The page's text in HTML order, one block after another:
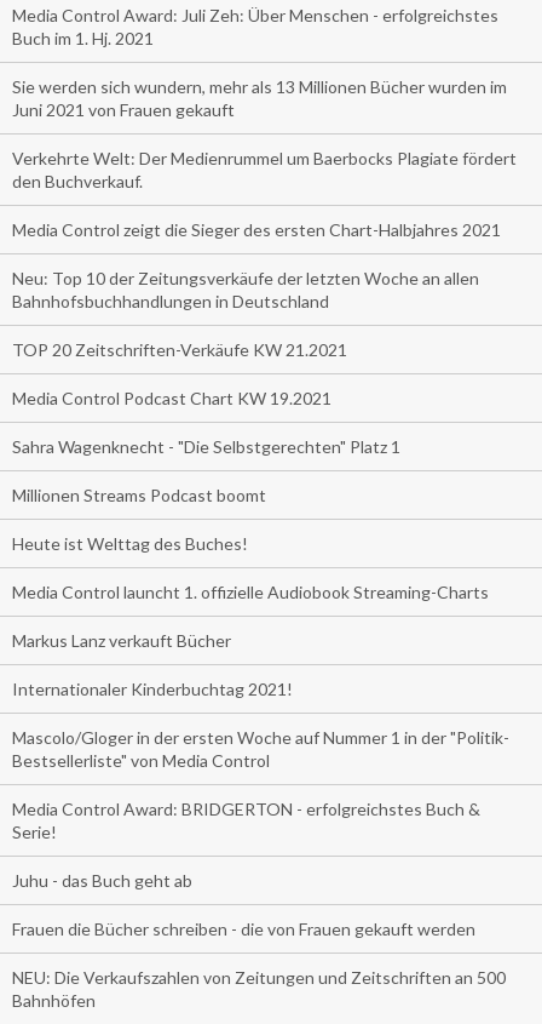
Media Control Award: Juli Zeh: Über Menschen - erfolgreichstes
Buch im 1. Hj. 2021
Sie werden sich wundern, mehr als 13 Millionen Bücher wurden im
Juni 2021 von Frauen gekauft
Verkehrte Welt: Der Medienrummel um Baerbocks Plagiate fördert
den Buchverkauf.
Media Control zeigt die Sieger des ersten Chart-Halbjahres 2021
Neu: Top 10 der Zeitungsverkäufe der letzten Woche an allen
Bahnhofsbuchhandlungen in Deutschland
TOP 20 Zeitschriften-Verkäufe KW 21.2021
Media Control Podcast Chart KW 19.2021
Sahra Wagenknecht - "Die Selbstgerechten" Platz 1
Millionen Streams Podcast boomt
Heute ist Welttag des Buches!
Media Control launcht 1. offizielle Audiobook Streaming-Charts
Markus Lanz verkauft Bücher
Internationaler Kinderbuchtag 2021!
Mascolo/Gloger in der ersten Woche auf Nummer 1 in der "Politik-
Bestsellerliste" von Media Control
Media Control Award: BRIDGERTON - erfolgreichstes Buch &
Serie!
Juhu - das Buch geht ab
Frauen die Bücher schreiben - die von Frauen gekauft werden
NEU: Die Verkaufszahlen von Zeitungen und Zeitschriften an 500
Bahnhöfen